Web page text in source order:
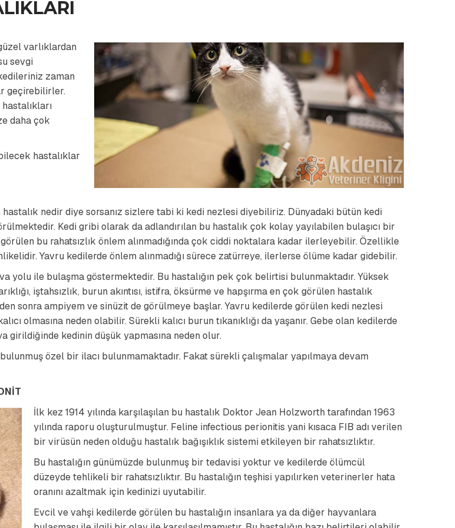
varlıklardan
sevgi
zaman
geçirebilirler.
daha çok
hastalıklar
nedir diye sorsanız sizlere tabi ki kedi nezlesi diyebiliriz. Dünyadaki bütün kedi
Kedi gribi olarak da adlandırılan bu hastalık çok kolay yayılabilen bulaşıcı bir
görülen bu rahatsızlık önlem alınmadığında çok ciddi noktalara kadar ilerleyebilir. Özellikle
Yavru kedilerde önlem alınmadığı sürece zatürreye, ilerlerse ölüme kadar gidebilir.
yolu ile bulaşma göstermektedir. Bu hastalığın pek çok belirtisi bulunmaktadır. Yüksek
iştahsızlık, burun akıntısı, istifra, öksürme ve hapşırma en çok görülen hastalık
sonra ampiyem ve sinüzit de görülmeye başlar. Yavru kedilerde görülen kedi nezlesi
olmasına neden olabilir. Sürekli kalıcı burun tıkanıklığı da yaşanır. Gebe olan kedilerde
girildiğinde kedinin düşük yapmasına neden olur.
özel bir ilacı bulunmamaktadır. Fakat sürekli çalışmalar yapılmaya devam
İlk kez 1914 yılında karşılaşılan bu hastalık Doktor Jean Holzworth tarafından 1963
yılında raporu oluşturulmuştur. Feline infectious perionitis yani kısaca FIB adı verilen
bir virüsün neden olduğu hastalık bağışıklık sistemi etkileyen bir rahatsızlıktır.
Bu hastalığın günümüzde bulunmuş bir tedavisi yoktur ve kedilerde ölümcül
düzeyde tehlikeli bir rahatsızlıktır. Bu hastalığın teşhisi yapılırken veterinerler hata
oranını azaltmak için kedinizi uyutabilir.
Evcil ve vahşi kedilerde görülen bu hastalığın insanlara ya da diğer hayvanlara